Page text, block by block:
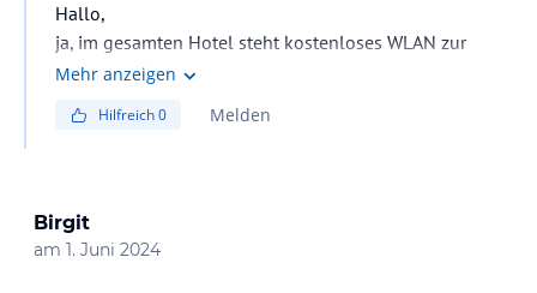
Hallo,
ja, im gesamten Hotel steht kostenloses WLAN zur
Verfügung.
Mehr anzeigen
Hilfreich0 Melden
Birgit
am 1. Juni 2024